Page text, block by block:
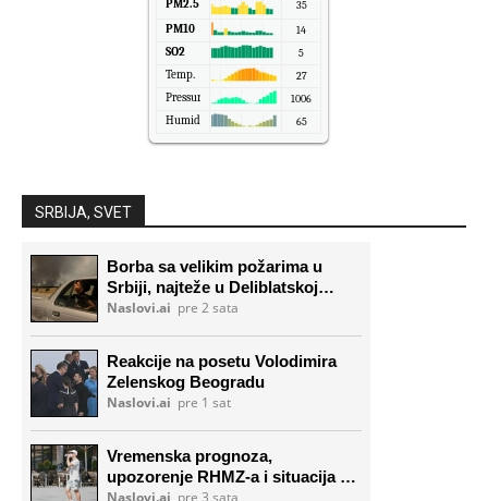
PM2.5 35
PM10 14
SO2 5
Temp. 27
Pressure 1006
Humidity 65
SRBIJA, SVET